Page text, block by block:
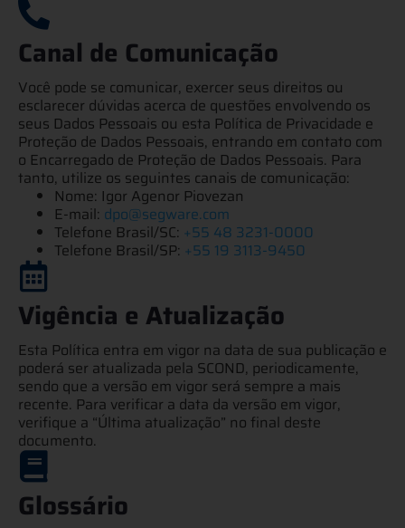
Canal de Comunicação
Você pode se comunicar, exercer seus direitos ou
esclarecer dúvidas acerca de questões envolvendo os
seus Dados Pessoais ou esta Política de Privacidade e
Proteção de Dados Pessoais, entrando em contato com
o Encarregado de Proteção de Dados Pessoais. Para
tanto, utilize os seguintes canais de comunicação:
Nome: Igor Agenor Piovezan
E-mail: dpo@segware.com
Telefone Brasil/SC: +55 48 3231-0000
Telefone Brasil/SP: +55 19 3113-9450
Vigência e Atualização
Esta Política entra em vigor na data de sua publicação e
poderá ser atualizada pela SCOND, periodicamente,
sendo que a versão em vigor será sempre a mais
recente. Para verificar a data da versão em vigor,
verifique a “Última atualização” no final deste
documento.
Glossário